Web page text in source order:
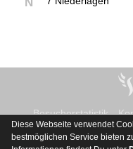
N
Besucherstatistik
Diese Webseite verwendet
bestmöglichen Service bieten